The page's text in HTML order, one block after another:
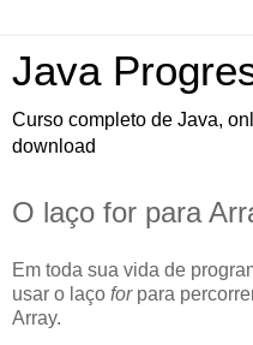
Java
Curso completo de Java,
download
O laço for para
Em toda sua vida de
usar o laço for para
Array.